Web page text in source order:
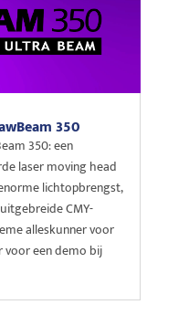
350
350: een
laser moving head
lichtopbrengst,
CMY-
alleskunner voor
voor een demo bij